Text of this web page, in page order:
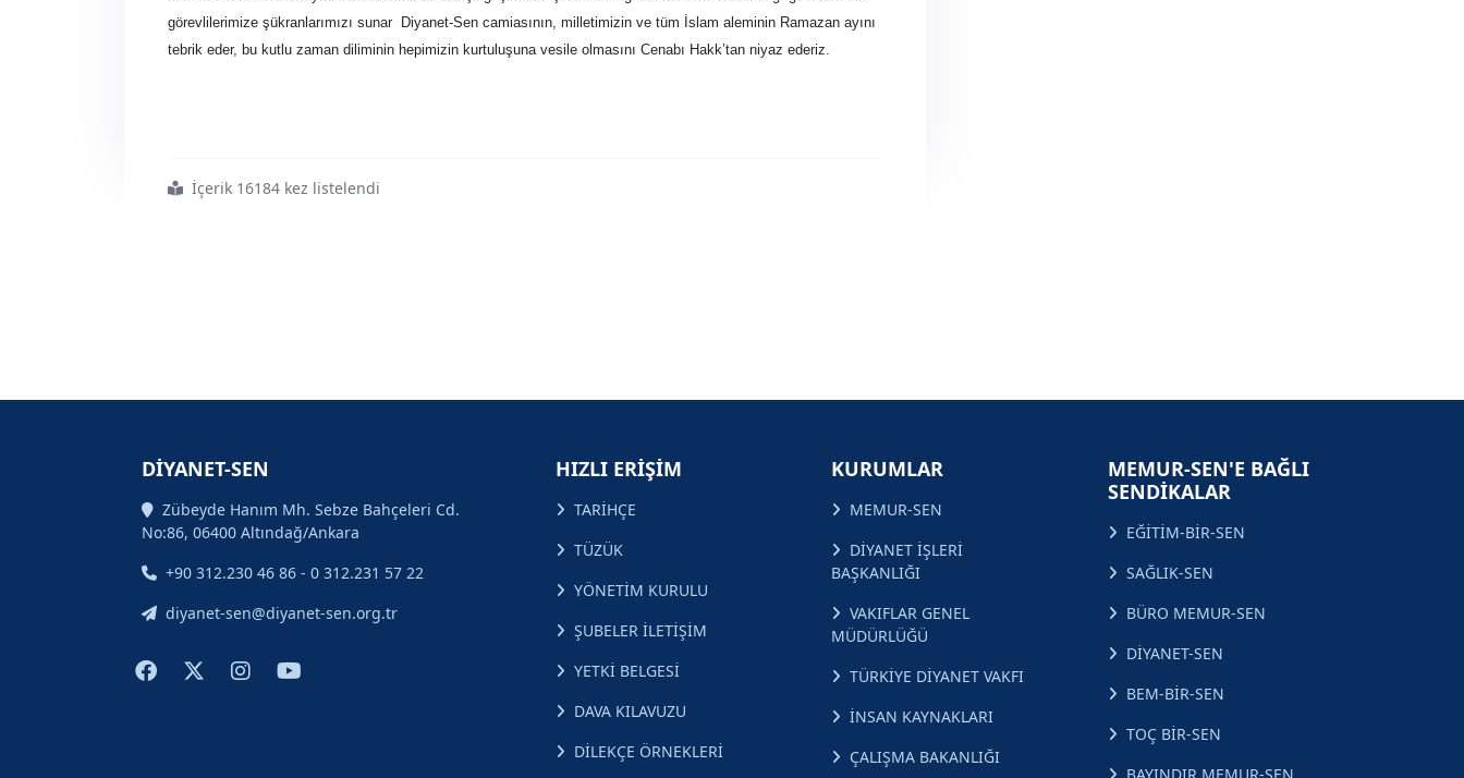
görevlilerimize şükranlarımızı sunar
Diyanet-Sen camiasının, milletimizin ve tüm İslam aleminin Ramazan ayını
tebrik eder, bu kutlu zaman diliminin hepimizin kurtuluşuna vesile olmasını Cenabı Hakk’tan niyaz ederiz.
#hoş
#geldin
#lütuf
#ve
#bereket
#ayıİçerik 16184 kez listelendi
DİYANET-SEN
Zübeyde Hanım Mh. Sebze Bahçeleri Cd.
No:86, 06400 Altındağ/Ankara
+90 312.230 46 86 - 0 312.231 57 22
diyanet-sen@diyanet-sen.org.tr
HIZLI ERİŞİM
TARİHÇE
TÜZÜK
YÖNETİM KURULU
ŞUBELER İLETİŞİM
YETKİ BELGESİ
DAVA KILAVUZU
DİLEKÇE ÖRNEKLERİ
KURUMLAR
MEMUR-SEN
DİYANET İŞLERİ
BAŞKANLIĞI
VAKIFLAR GENEL
MÜDÜRLÜĞÜ
TÜRKİYE DİYANET VAKFI
İNSAN KAYNAKLARI
ÇALIŞMA BAKANLIĞI
MEMUR-SEN'E BAĞLI
SENDİKALAR
EĞİTİM-BİR-SEN
SAĞLIK-SEN
BÜRO MEMUR-SEN
DİYANET-SEN
BEM-BİR-SEN
TOÇ BİR-SEN